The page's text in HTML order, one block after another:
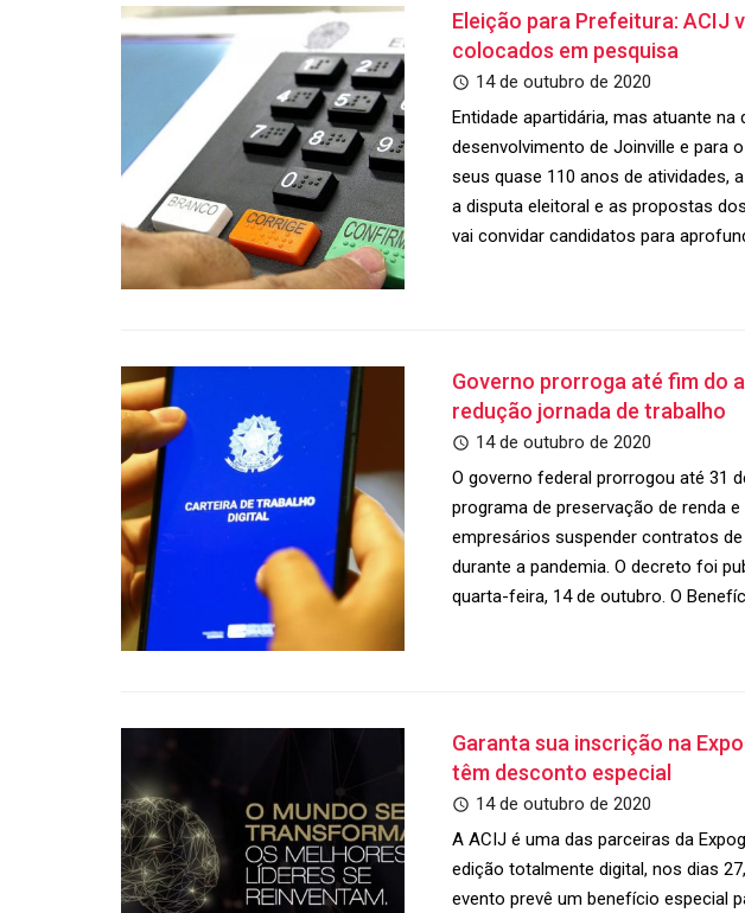
Eleição para Prefeitura: ACIJ
colocados em pesquisa
14 de outubro de 2020
Entidade apartidária, mas atuante
desenvolvimento de Joinville e para
seus quase 110 anos de atividades,
a disputa eleitoral e as propostas
vai convidar candidatos para
Governo prorroga até fim do
redução jornada de trabalho
14 de outubro de 2020
O governo federal prorrogou até 31
programa de preservação de renda
empresários suspender contratos
durante a pandemia. O decreto foi
quarta-feira, 14 de outubro. O
Garanta sua inscrição na
têm desconto especial
14 de outubro de 2020
A ACIJ é uma das parceiras da
edição totalmente digital, nos dias
evento prevê um benefício especial